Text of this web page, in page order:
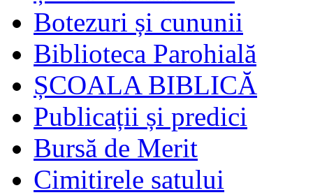
Botezuri și cununii
Biblioteca Parohială
ȘCOALA BIBLICĂ
Publicații și predici
Bursă de Merit
Cimitirele satului